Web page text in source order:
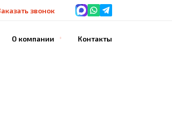
звонок
О компании Контакты